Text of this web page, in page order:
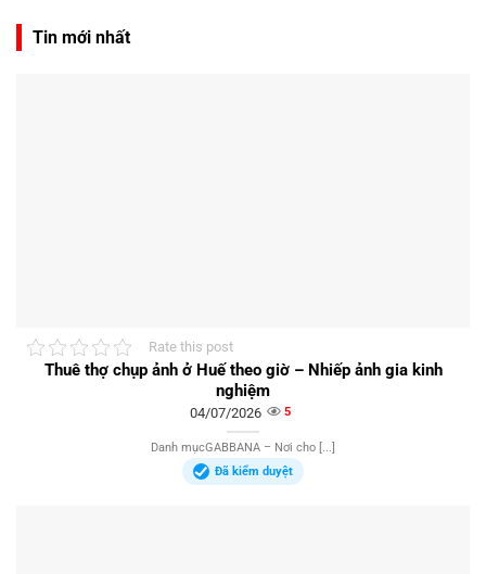
Tin mới nhất
Rate this post
Thuê thợ chụp ảnh ở Huế theo giờ – Nhiếp ảnh gia kinh
nghiệm
04/07/2026 5
Danh mụcGABBANA – Nơi cho [...]
Đã kiểm duyệt